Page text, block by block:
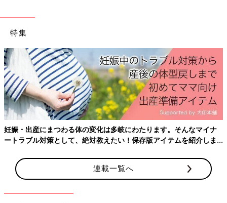
特集
妊娠・出産にまつわる体の変化は多岐にわたります。そんなマイナ
ートラブル対策として、絶対教えたい！保存版アイテムを紹介しま
連載一覧へ